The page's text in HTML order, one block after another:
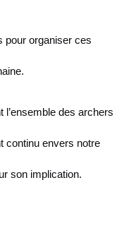
pour organiser ces
des archers
continu envers notre
son implication.